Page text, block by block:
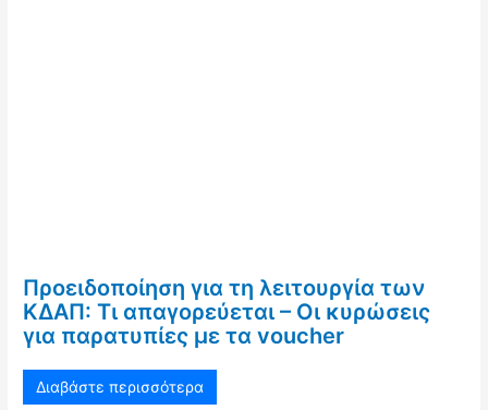
Προειδοποίηση για τη λειτουργία των
ΚΔΑΠ: Τι απαγορεύεται – Οι κυρώσεις
για παρατυπίες με τα voucher
Διαβάστε περισσότερα